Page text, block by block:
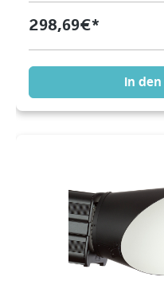
298,69 €*
In